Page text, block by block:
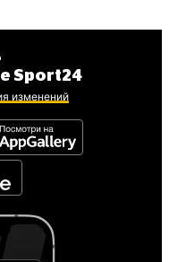
Sport24
изменений